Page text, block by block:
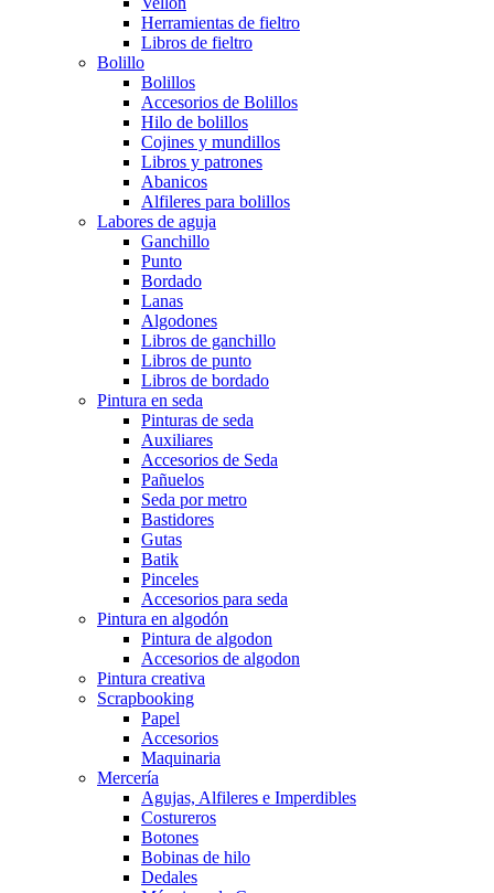
Herramientas de fieltro
Libros de fieltro
Bolillo
Bolillos
Accesorios de Bolillos
Hilo de bolillos
Cojines y mundillos
Libros y patrones
Abanicos
Alfileres para bolillos
Labores de aguja
Ganchillo
Punto
Bordado
Lanas
Algodones
Libros de ganchillo
Libros de punto
Libros de bordado
Pintura en seda
Pinturas de seda
Auxiliares
Accesorios de Seda
Pañuelos
Seda por metro
Bastidores
Gutas
Batik
Pinceles
Accesorios para seda
Pintura en algodón
Pintura de algodon
Accesorios de algodon
Pintura creativa
Scrapbooking
Papel
Accesorios
Maquinaria
Mercería
Agujas, Alfileres e Imperdibles
Costureros
Botones
Bobinas de hilo
Dedales